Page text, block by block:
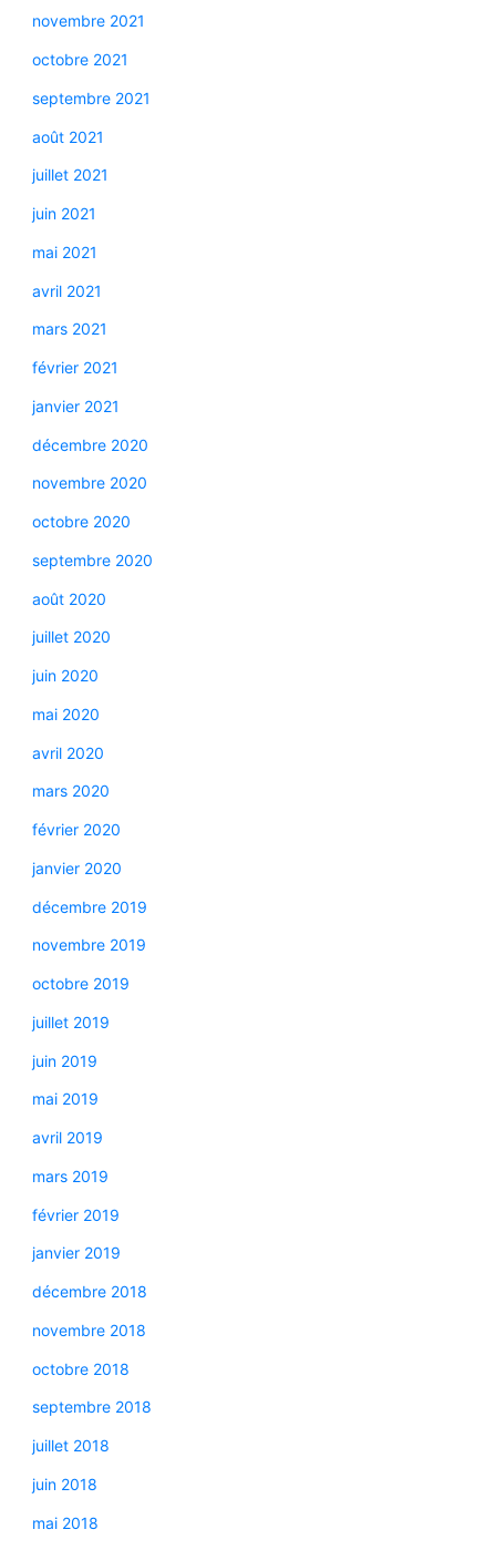
novembre 2021
octobre 2021
septembre 2021
août 2021
juillet 2021
juin 2021
mai 2021
avril 2021
mars 2021
février 2021
janvier 2021
décembre 2020
novembre 2020
octobre 2020
septembre 2020
août 2020
juillet 2020
juin 2020
mai 2020
avril 2020
mars 2020
février 2020
janvier 2020
décembre 2019
novembre 2019
octobre 2019
juillet 2019
juin 2019
mai 2019
avril 2019
mars 2019
février 2019
janvier 2019
décembre 2018
novembre 2018
octobre 2018
septembre 2018
juillet 2018
juin 2018
mai 2018